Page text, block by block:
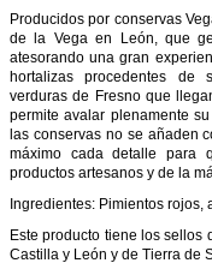
Producidos por conservas
de la Vega en León, que
atesorando una gran
hortalizas procedentes de
verduras de Fresno que
permite avalar plenamente
las conservas no se añaden
máximo cada detalle para
productos artesanos y de la
Ingredientes: Pimientos
Este producto tiene los sellos
Castilla y León y de Tierra de